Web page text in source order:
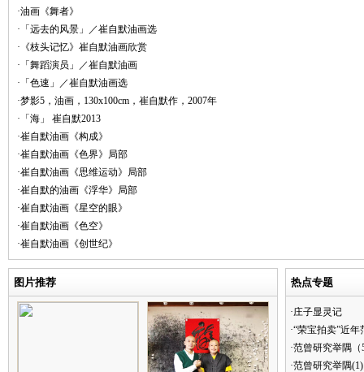
·油画《舞者》
·「远去的风景」／崔自默油画选
·《枝头记忆》崔自默油画欣赏
·「舞蹈演员」／崔自默油画
·「色速」／崔自默油画选
·梦影5，油画，130x100cm，崔自默作，2007年
·「海」 崔自默2013
·崔自默油画《构成》
·崔自默油画《色界》局部
·崔自默油画《思维运动》局部
·崔自默的油画《浮华》局部
·崔自默油画《星空的眼》
·崔自默油画《色空》
·崔自默油画《创世纪》
图片推荐 热点专题
·庄子显灵记
·“荣宝拍卖”近
·范曾研究举隅（
·范曾研究举隅(1)